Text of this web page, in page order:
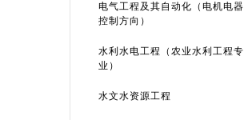
电气工程及其自动化（电机电器
控制方向）
水利水电工程（农业水利工程专
业）
水文水资源工程